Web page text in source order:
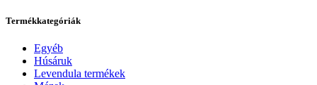
Termékkategóriák
Egyéb
Húsáruk
Levendula termékek